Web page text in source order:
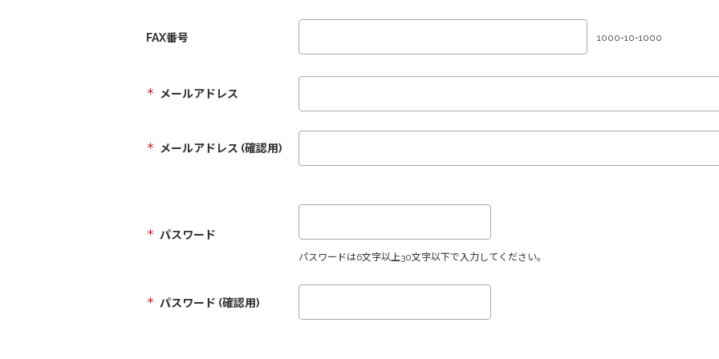
FAX番号 1000-10-1000
＊ メールアドレス
＊ メールアドレス (確認用)
＊ パスワード
パスワードは6文字以上30文字以下で入力してください。
＊ パスワード (確認用)